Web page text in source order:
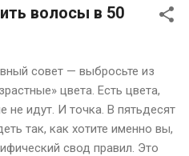
волосы в 50
совет — выбросьте из
цвета. Есть цвета,
не идут. И точка. В пятьдесят
так, как хотите именно вы,
свод правил. Это